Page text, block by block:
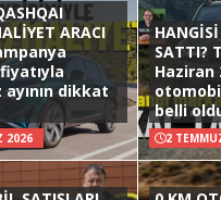
ARACI
dikkat
2026
SATTI?
Haziran
belli
2